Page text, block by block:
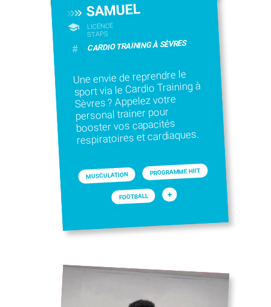
SAMUEL
LICENCE
STAPS
# CARDIO TRAINING À SÈVRES
Une envie de reprendre le
sport via le Cardio Training à
Sèvres ? Appelez votre
personal trainer pour
booster vos capacités
respiratoires et cardiaques.
MUSCULATION PROGRAMME HIIT
FOOTBALL +